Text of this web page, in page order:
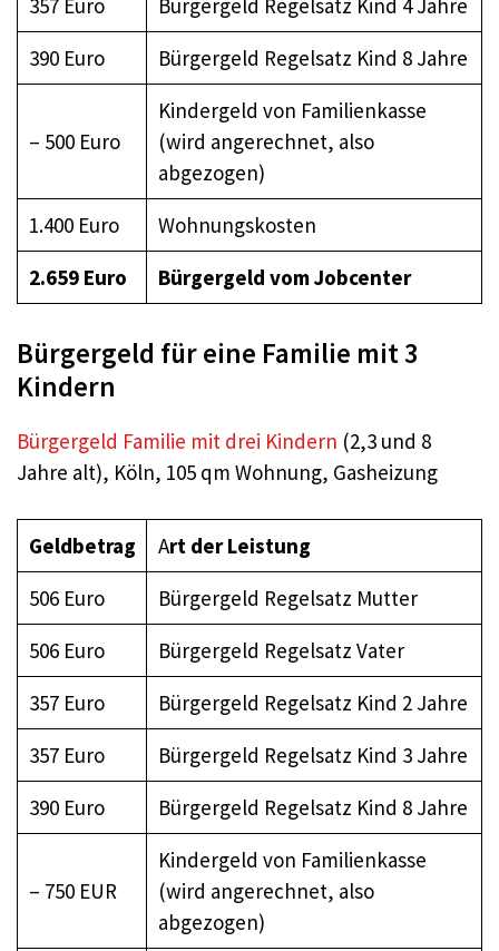
357 Euro
Bürgergeld Regelsatz Kind 4 Jahre
390 Euro
Bürgergeld Regelsatz Kind 8 Jahre
– 500 Euro
Kindergeld von Familienkasse
(wird angerechnet, also
abgezogen)
1.400 Euro
Wohnungskosten
2.659 Euro
Bürgergeld vom Jobcenter
Bürgergeld für eine Familie mit 3
Kindern
Bürgergeld Familie mit drei Kindern (2,3 und 8
Jahre alt), Köln, 105 qm Wohnung, Gasheizung
Geldbetrag Art der Leistung
506 Euro
Bürgergeld Regelsatz Mutter
506 Euro
Bürgergeld Regelsatz Vater
357 Euro
Bürgergeld Regelsatz Kind 2 Jahre
357 Euro
Bürgergeld Regelsatz Kind 3 Jahre
390 Euro
Bürgergeld Regelsatz Kind 8 Jahre
– 750 EUR
Kindergeld von Familienkasse
(wird angerechnet, also
abgezogen)